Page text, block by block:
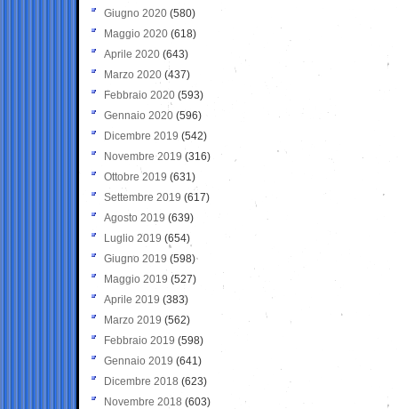
Giugno 2020 (580)
Maggio 2020 (618)
Aprile 2020 (643)
Marzo 2020 (437)
Febbraio 2020 (593)
Gennaio 2020 (596)
Dicembre 2019 (542)
Novembre 2019 (316)
Ottobre 2019 (631)
Settembre 2019 (617)
Agosto 2019 (639)
Luglio 2019 (654)
Giugno 2019 (598)
Maggio 2019 (527)
Aprile 2019 (383)
Marzo 2019 (562)
Febbraio 2019 (598)
Gennaio 2019 (641)
Dicembre 2018 (623)
Novembre 2018 (603)